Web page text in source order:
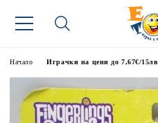
Начало Играчки на цени до 7,67€/15лв